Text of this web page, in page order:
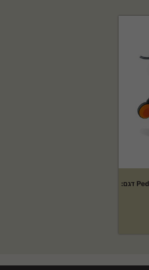
משאבה טבולה של Pedrollo דגם: